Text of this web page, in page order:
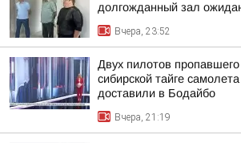
долгожданный зал
Вчера, 23:52
Двух пилотов пропавшего
сибирской тайге
доставили в Бодайбо
Вчера, 21:19